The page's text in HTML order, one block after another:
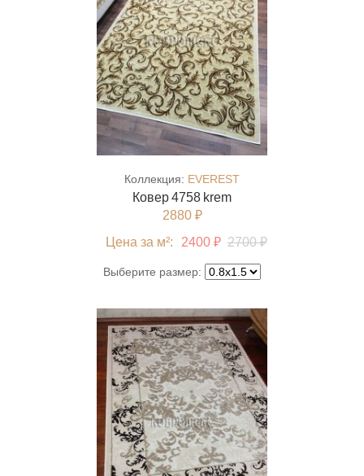
Коллекция: EVEREST
Ковер 4758 krem
2880 ₽
Цена за м²:
2400 ₽ 2700 ₽
Выберите размер: